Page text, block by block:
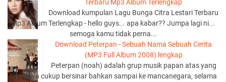
Terbaru Mp3 Album Terlengkap
Download kumpulan Lagu Bunga Citra Lestari Terbaru
Mp3 Album Terlengkap - hello guys... apa kabar?? Jumpa lagi ni...
semoga kamu tidak perna...
Download Peterpan - Sebuah Nama Sebuah Cerita
(MP3 Full Album 2008) lengkap
Peterpan (noah) adalah grup musik papan atas yang
namanya cukup bersinar bahkan sampai ke mancanegara, selama